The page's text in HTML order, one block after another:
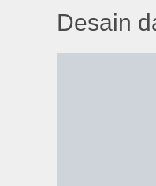
Desain